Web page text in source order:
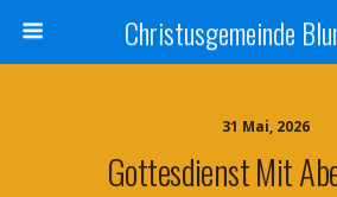
Christusgemeinde
31 Mai, 2026
Gottesdienst Mit